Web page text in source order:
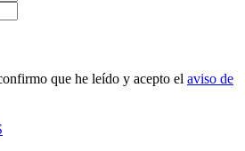
que he leído y acepto el aviso de